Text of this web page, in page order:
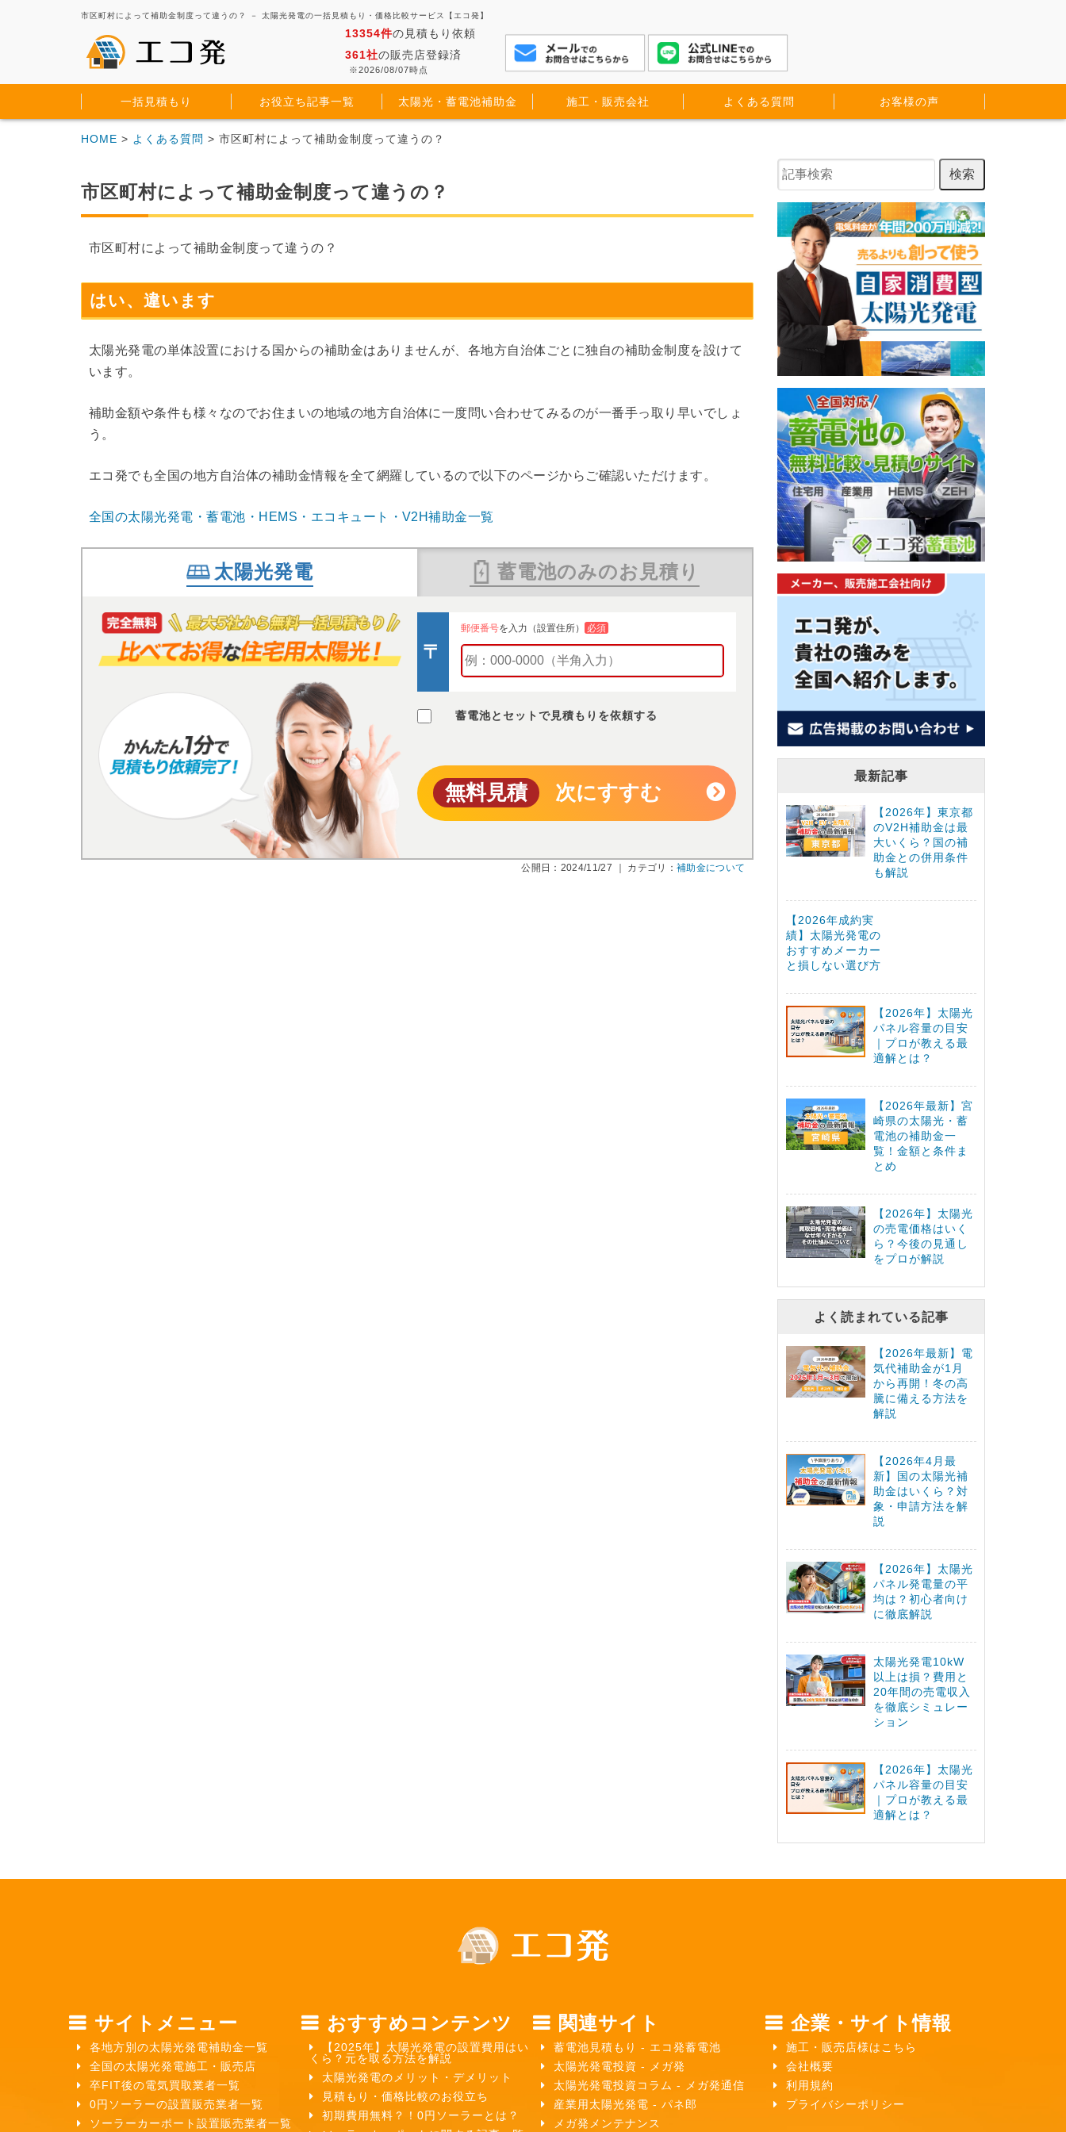
市区町村によって補助金制度って違うの？ － 太陽光発電の一括見積もり・価格比較サービス【エコ発】
13354件の見積もり依頼
361社の販売店登録済
※2026/08/07時点
一括見積もり お役立ち記事一覧 太陽光・蓄電池補助金 施工・販売会社 よくある質問 お客様の声
HOME > よくある質問 > 市区町村によって補助金制度って違うの？
市区町村によって補助金制度って違うの？
市区町村によって補助金制度って違うの？
はい、違います
太陽光発電の単体設置における国からの補助金はありませんが、各地方自治体ごとに独自の補助金制度を設けて
います。
補助金額や条件も様々なのでお住まいの地域の地方自治体に一度問い合わせてみるのが一番手っ取り早いでしょ
う。
エコ発でも全国の地方自治体の補助金情報を全て網羅しているので以下のページからご確認いただけます。
全国の太陽光発電・蓄電池・HEMS・エコキュート・V2H補助金一覧
太陽光発電 蓄電池のみのお見積り
郵便番号を入力（設置住所） 必須
蓄電池とセットで見積もりを依頼する
無料見積 次にすすむ
公開日：2024/11/27 ｜ カテゴリ：補助金について
最新記事
【2026年】東京都
のV2H補助金は最
大いくら？国の補
助金との併用条件
も解説
【2026年成約実
績】太陽光発電の
おすすめメーカー
と損しない選び方
【2026年】太陽光
パネル容量の目安
｜プロが教える最
適解とは？
【2026年最新】宮
崎県の太陽光・蓄
電池の補助金一
覧！金額と条件ま
とめ
【2026年】太陽光
の売電価格はいく
ら？今後の見通し
をプロが解説
よく読まれている記事
【2026年最新】電
気代補助金が1月
から再開！冬の高
騰に備える方法を
解説
【2026年4月最
新】国の太陽光補
助金はいくら？対
象・申請方法を解
説
【2026年】太陽光
パネル発電量の平
均は？初心者向け
に徹底解説
太陽光発電10kW
以上は損？費用と
20年間の売電収入
を徹底シミュレー
ション
【2026年】太陽光
パネル容量の目安
｜プロが教える最
適解とは？
サイトメニュー
各地方別の太陽光発電補助金一覧
全国の太陽光発電施工・販売店
卒FIT後の電気買取業者一覧
0円ソーラーの設置販売業者一覧
ソーラーカーポート設置販売業者一覧
おすすめコンテンツ
【2025年】太陽光発電の設置費用はい
くら？元を取る方法を解説
太陽光発電のメリット・デメリット
見積もり・価格比較のお役立ち
初期費用無料？！0円ソーラーとは？
関連サイト
蓄電池見積もり - エコ発蓄電池
太陽光発電投資 - メガ発
太陽光発電投資コラム - メガ発通信
産業用太陽光発電 - パネ郎
メガ発メンテナンス
企業・サイト情報
施工・販売店様はこちら
会社概要
利用規約
プライバシーポリシー